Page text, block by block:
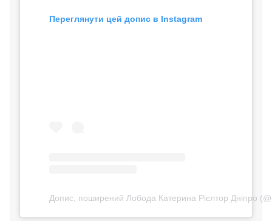
Переглянути цей допис в Instagram
Допис, поширений Лобода Катерина Рієлтор Дніпро